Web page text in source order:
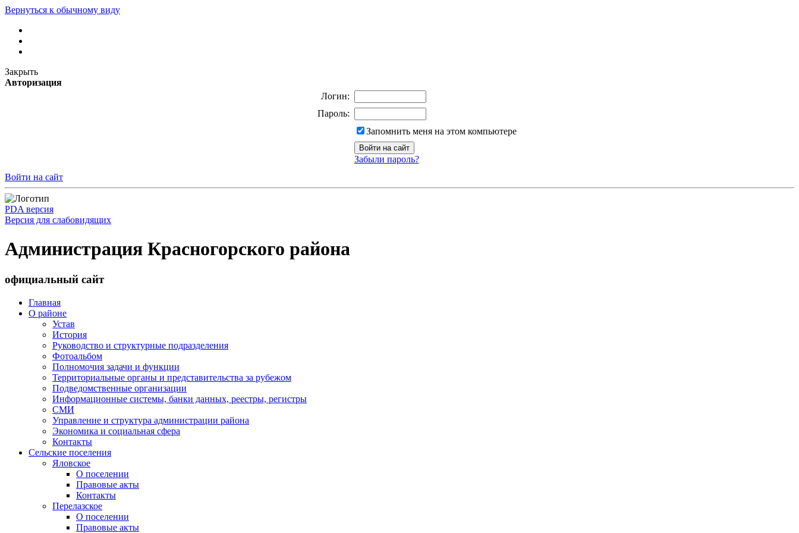
Вернуться к обычному виду
Закрыть
Авторизация
Логин:
Пароль:
Запомнить меня на этом компьютере
Забыли пароль?
Войти на сайт
PDA версия
Версия для слабовидящих
Администрация Красногорского района
официальный сайт
Главная
О районе
Устав
История
Руководство и структурные подразделения
Фотоальбом
Полномочия задачи и функции
Территориальные органы и представительства за рубежом
Подведомственные организации
Информационные системы, банки данных, реестры, регистры
СМИ
Управление и структура администрации района
Экономика и социальная сфера
Контакты
Сельские поселения
Яловское
О поселении
Правовые акты
Контакты
Перелазское
О поселении
Правовые акты